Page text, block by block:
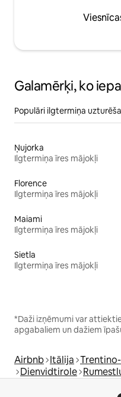
Galamērķi, ko
Populāri ilgtermiņa
Ņujorka
Ilgtermiņa īres mājokļi
Florence
Ilgtermiņa īres mājokļi
Maiami
Ilgtermiņa īres mājokļi
Sietla
Ilgtermiņa īres mājokļi
*Daži izņēmumi var
apgabaliem un dažiem
Airbnb Itālija
Dienvidtirole